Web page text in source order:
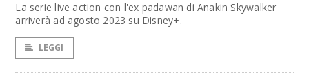
La serie live action con l'ex padawan di Anakin Skywalker
arriverà ad agosto 2023 su Disney+.
LEGGI